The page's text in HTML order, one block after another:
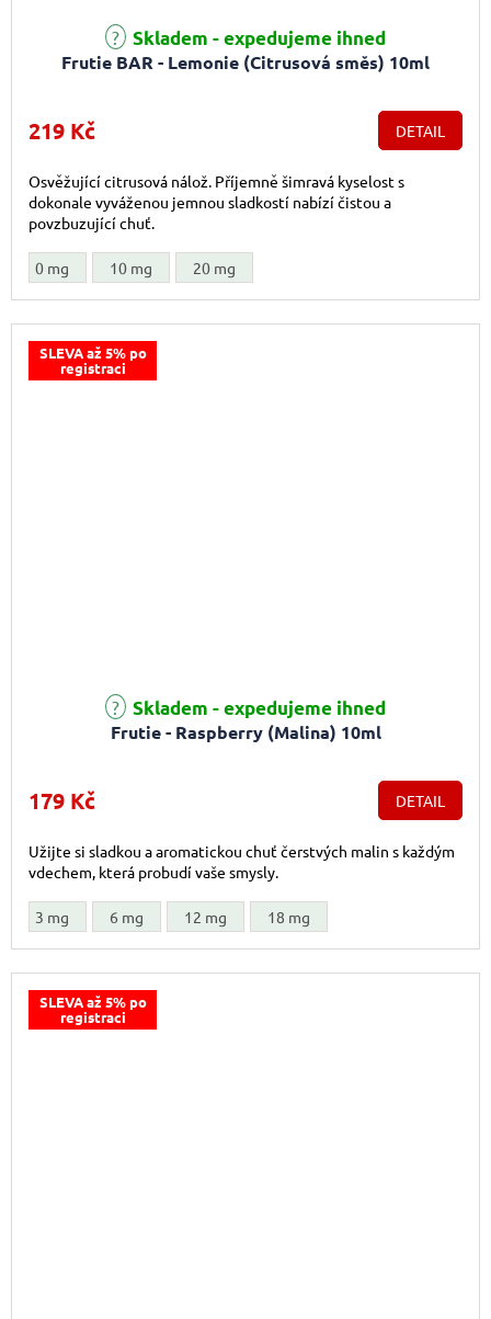
Frutie BAR - Lemonie (Citrusová směs) 10ml
Skladem - expedujeme ihned
219 Kč DETAIL
Osvěžující citrusová nálož. Příjemně šimravá kyselost s
dokonale vyváženou jemnou sladkostí nabízí čistou a
povzbuzující chuť.
0 mg 10 mg 20 mg
SLEVA až 5% po
registraci
Frutie - Raspberry (Malina) 10ml
Skladem - expedujeme ihned
179 Kč DETAIL
Užijte si sladkou a aromatickou chuť čerstvých malin s každým
vdechem, která probudí vaše smysly.
3 mg 6 mg 12 mg 18 mg
SLEVA až 5% po
registraci